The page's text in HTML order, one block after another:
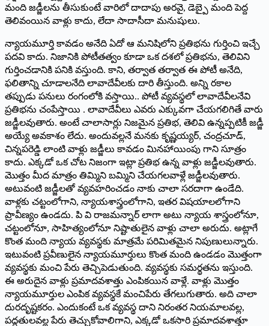
మంది జడ్జీలను తీసుకుంటే వారిలో దాదాపు అరవై, డెబ్పై మంది పెద్ద
తెలివంయిన వాళ్లు కాదు, లేదా సాదాసీదా మనుషులు.
న్యాయమూర్తి కావడం అనేది ఏదో ఆ మనిషిలోని ప్రతిభను గుర్తించి ఇచ్చే
పదవి కాదు. నిజానికి పోటీతత్వం కూడా ఒక దశలో ప్రతిభను, తెలివిని
గుర్తించడానికి పనికి వస్తుంది. కాని, తర్వాత తర్వాత ఈ పోటీ అనేది,
ఫలితాన్ని చూడాలనేది లావాదేవీలకు దారి తీస్తుంది. అన్ని రకాల
తప్పుడు పనులు రంగంలోకి వస్తాయి.­. పోటీ వ్యవస్థలో లావాదేవీలనేవి
ప్రతిభను చంపేస్తాయి ­. లావాదేవీలు ఎవరు ఎక్కువగా చేయగలిగితే వారు
జడ్జీలవుతారు. అంటే చాలాసార్లు నిజమైన ప్రతిభ, తెలివి ఉన్నప్పటికీ జడ్జీ
అయ్యే అవకాశం లేదు. అందువల్లనే మనకు కృష్ణయ్యర్‌, చంద్రచూడ్‌,
చిన్నపరెడ్డి లాంటి వాళ్లు జడ్జీలు కావడం మినహాయింపు గాని సూత్రం
కాదు. ఎక్కడో ఒక చోట నిజంగా ఇట్లా ప్రతిభ ఉన్న వాళ్లు జడ్జీలవుతారు.
మొత్తం మీద మాత్రం తిమ్మిని బమ్మిని చేయగలవాళ్లే జడ్జీలవుతారు.
అటువంటి జడ్జీలతో వ్యవహరించడం నాకు చాలా సరదాగా ఉండేది.
వాళ్లకు చట్టంలోగాని, న్యాయశాస్త్రంలోగాని, ఇతర విషయాలలోగాని
ప్రావీణ్యం ఉండదు. పి వి రాజమన్నార్‌ లాగా అటు న్యాయ శాస్త్రంలోనూ,
చట్టంలోనూ, సాహిత్యంలోనూ నిష్టాతులైన వాళ్లు చాలా అరుదు. అట్లాగే
కొంత మంది న్యాయ వ్యవస్థకు మాత్రమే పరిమితమైన నిపుణులున్నారు.
ఇటువంటి ప్రవీణులైన న్యాయమూర్తులు కొంత మంది ఉండడం మొత్తంగా
వ్యవస్థకు మంచి పేరు తెచ్చిపెడుతుంది. వ్యవస్థకు సమర్థతను ఇస్తుంది.
ఈ అరుదైన వాళ్లు ప్రమాదవశాత్తు ఎంపికయిన వాళ్లే. వాళ్లు మొత్తం
న్యాయమూర్తుల ఎంపిక వ్యవస్థకే మంచిపేరు తేగలుగుతారు. అది చాలా
దురదృష్టకరం. ఎందుకంటే ఒక వ్యవస్థ దాని నిరంతర నియమాలవల్ల,
పద్ధతులవల్ల పేరు తెచ్చుకోవాలిగాని, ఎక్కడో ఒకసారి ప్రమాదవశాత్తూ